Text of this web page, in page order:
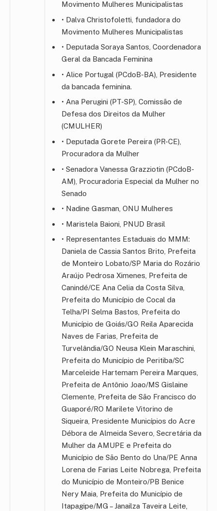
Movimento Mulheres Municipalistas
• Dalva Christofoletti, fundadora do
Movimento Mulheres Municipalistas
• Deputada Soraya Santos, Coordenadora
Geral da Bancada Feminina
• Alice Portugal (PCdoB-BA), Presidente
da bancada feminina.
• Ana Perugini (PT-SP), Comissão de
Defesa dos Direitos da Mulher
(CMULHER)
• Deputada Gorete Pereira (PR-CE),
Procuradora da Mulher
• Senadora Vanessa Grazziotin (PCdoB-
AM), Procuradoria Especial da Mulher no
Senado
• Nadine Gasman, ONU Mulheres
• Maristela Baioni, PNUD Brasil
• Representantes Estaduais do MMM:
Daniela de Cassia Santos Brito, Prefeita
de Monteiro Lobato/SP Maria do Rozário
Araújo Pedrosa Ximenes, Prefeita de
Canindé/CE Ana Celia da Costa Silva,
Prefeita do Município de Cocal da
Telha/PI Selma Bastos, Prefeita do
Município de Goiás/GO Reila Aparecida
Naves de Farias, Prefeita de
Turvelândia/GO Neusa Klein Maraschini,
Prefeita do Município de Peritiba/SC
Marceleide Hartemam Pereira Marques,
Prefeita de Antônio Joao/MS Gislaine
Clemente, Prefeita de São Francisco do
Guaporé/RO Marilete Vitorino de
Siqueira, Presidente Municípios do Acre
Débora de Almeida Severo, Secretária da
Mulher da AMUPE e Prefeita do
Município de São Bento do Una/PE Anna
Lorena de Farias Leite Nobrega, Prefeita
do Município de Monteiro/PB Benice
Nery Maia, Prefeita do Município de
Itapagipe/MG – Janailza Taveira Leite,